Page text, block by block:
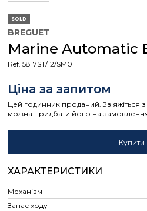
SOLD
BREGUET
Marine Automatic
Ref. 5817ST/12/SM0
Ціна за запитом
Цей годинник проданий. Зв'яжіться
можна придбати його на
Купити
ХАРАКТЕРИСТИКИ
Механізм
Запас ходу